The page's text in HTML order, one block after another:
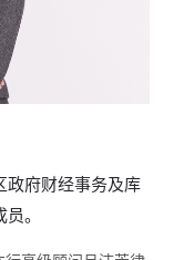
政府财经事务及库
。